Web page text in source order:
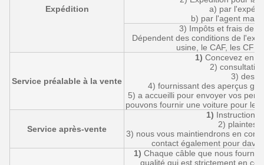
Expédition
a) par
b) par l'agent
3) Impôts et frais de
Dépendent des conditions de
usine, le CAF, les
Service préalable à la vente
1) Concevez en
2)
3)
4) fournissant des aperçus
5) a accueilli pour envoyer vos
pouvons fournir une voiture pour
Service après-vente
1) Instructions
2) plaintes
3) nous vous maintiendrons en
contact également pour
1) Chaque câble que nous
qualité qui est strictement en